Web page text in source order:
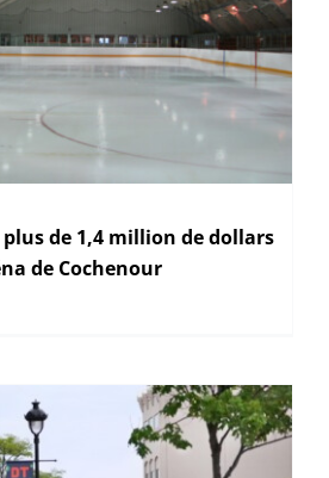
de 1,4 million de dollars
de Cochenour